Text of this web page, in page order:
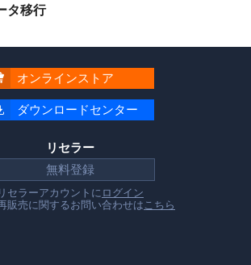
タ移行
オンラインストア
ダウンロードセンター
リセラー
無料登録
リセラーアカウントに ログイン
販売に関するお問い合わせは こちら